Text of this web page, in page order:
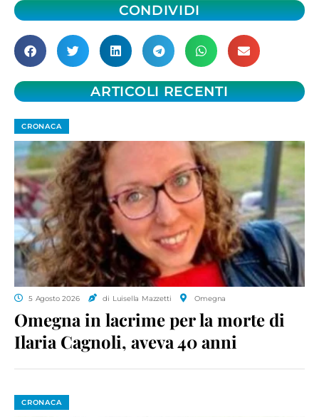
CONDIVIDI
ARTICOLI RECENTI
CRONACA
5 Agosto 2026 di Luisella Mazzetti Omegna
Omegna in lacrime per la morte di
Ilaria Cagnoli, aveva 40 anni
CRONACA